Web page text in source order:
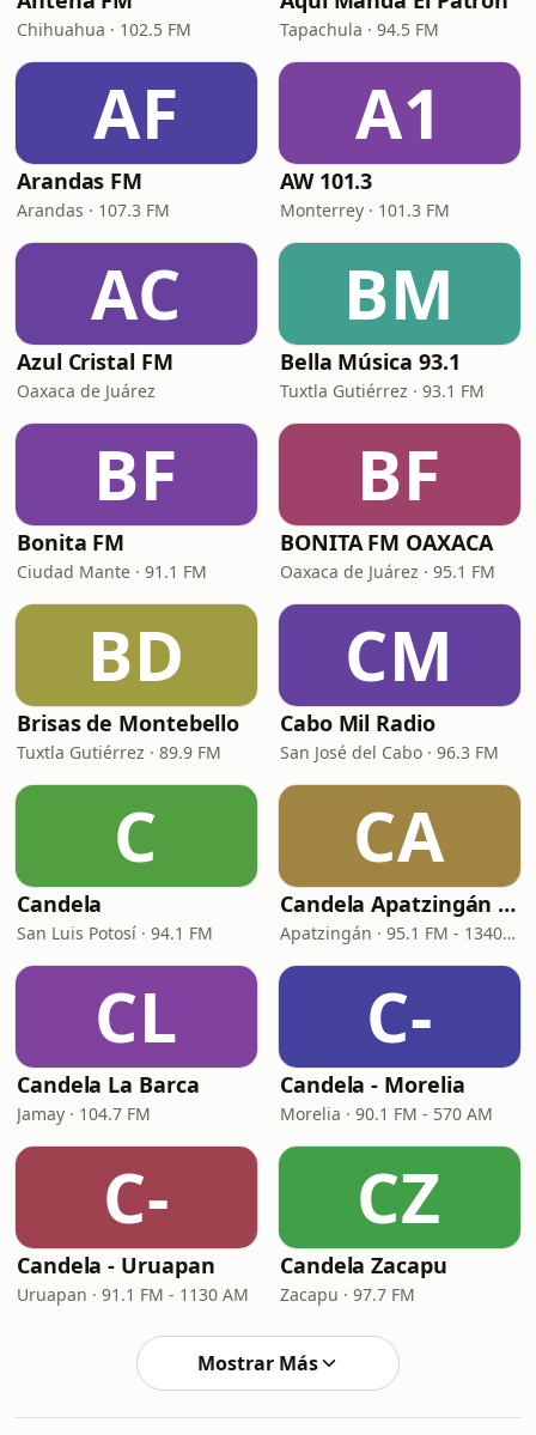
Chihuahua · 102.5 FM Tapachula · 94.5 FM
AF
Arandas FM
Arandas · 107.3 FM
A1
AW 101.3
Monterrey · 101.3 FM
AC
Azul Cristal FM
Oaxaca de Juárez
BM
Bella Música 93.1
Tuxtla Gutiérrez · 93.1 FM
BF
Bonita FM
Ciudad Mante · 91.1 FM
BF
BONITA FM OAXACA
Oaxaca de Juárez · 95.1 FM
BD
Brisas de Montebello
Tuxtla Gutiérrez · 89.9 FM
CM
Cabo Mil Radio
San José del Cabo · 96.3 FM
C
Candela
San Luis Potosí · 94.1 FM
CA
Candela Apatzingán de la Constitución
Apatzingán · 95.1 FM - 1340 AM
CL
Candela La Barca
Jamay · 104.7 FM
C-
Candela - Morelia
Morelia · 90.1 FM - 570 AM
C-
Candela - Uruapan
Uruapan · 91.1 FM - 1130 AM
CZ
Candela Zacapu
Zacapu · 97.7 FM
Mostrar Más